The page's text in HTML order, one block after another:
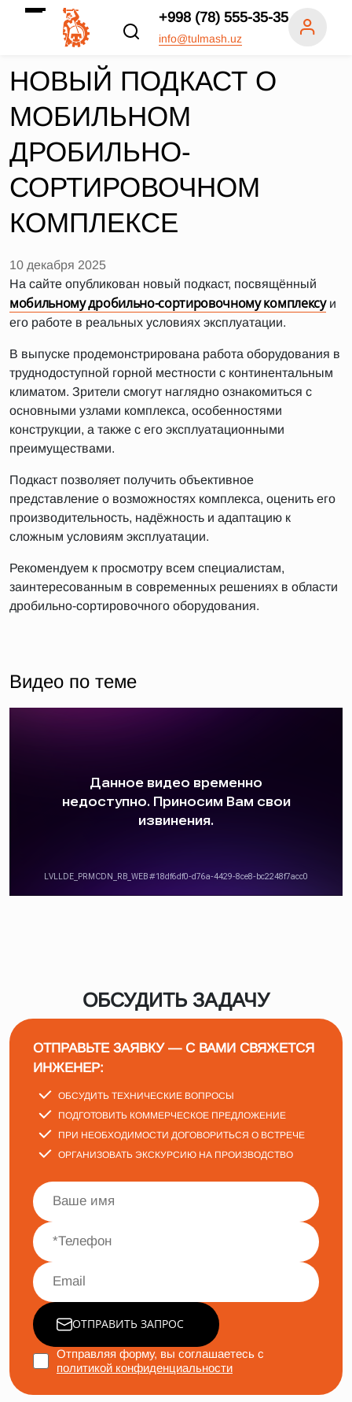
+998 (78) 555-35-35
info@tulmash.uz
НОВЫЙ ПОДКАСТ О
МОБИЛЬНОМ
ДРОБИЛЬНО-
СОРТИРОВОЧНОМ
КОМПЛЕКСЕ
10 декабря 2025
На сайте опубликован новый подкаст, посвящённый
мобильному дробильно-сортировочному комплексуи
его работе в реальных условиях эксплуатации.
В выпуске продемонстрирована работа оборудования в
труднодоступной горной местности с континентальным
климатом. Зрители смогут наглядно ознакомиться с
основными узлами комплекса, особенностями
конструкции, а также с его эксплуатационными
преимуществами.
Подкаст позволяет получить объективное
представление о возможностях комплекса, оценить его
производительность, надёжность и адаптацию к
сложным условиям эксплуатации.
Рекомендуем к просмотру всем специалистам,
заинтересованным в современных решениях в области
дробильно-сортировочного оборудования.
Видео по теме
ОБСУДИТЬ ЗАДАЧУ
ОТПРАВЬТЕ ЗАЯВКУ — С ВАМИ СВЯЖЕТСЯ
ИНЖЕНЕР:
ОБСУДИТЬ ТЕХНИЧЕСКИЕ ВОПРОСЫ
ПОДГОТОВИТЬ КОММЕРЧЕСКОЕ ПРЕДЛОЖЕНИЕ
ПРИ НЕОБХОДИМОСТИ ДОГОВОРИТЬСЯ О ВСТРЕЧЕ
ОРГАНИЗОВАТЬ ЭКСКУРСИЮ НА ПРОИЗВОДСТВО
ОТПРАВИТЬ ЗАПРОС
Отправляя форму, вы соглашаетесь с
политикой конфиденциальности